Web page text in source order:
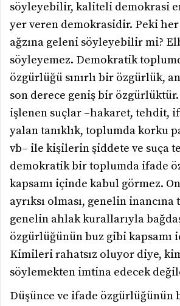
söyleyebilir, kaliteli demokrasi
yer veren demokrasidir. Peki
ağzına geleni söyleyebilir mi?
söyleyemez. Demokratik
özgürlüğü sınırlı bir özgürlük,
son derece geniş bir
işlenen suçlar –hakaret, tehdit,
yalan tanıklık, toplumda korku
vb– ile kişilerin şiddete ve suça
demokratik bir toplumda ifade
kapsamı içinde kabul görmez.
ayrıksı olması, genelin inancına
genelin ahlak kurallarıyla
özgürlüğünün buz gibi kapsamı
Kimileri rahatsız oluyor diye,
söylemekten imtina edecek
Düşünce ve ifade özgürlüğünün